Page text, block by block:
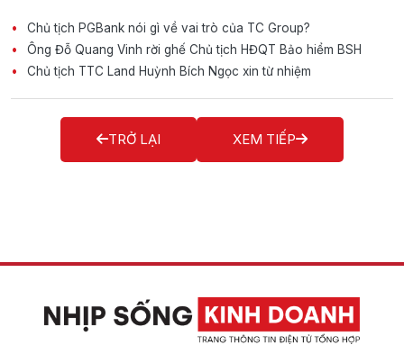
Chủ tịch PGBank nói gì về vai trò của TC Group?
Ông Đỗ Quang Vinh rời ghế Chủ tịch HĐQT Bảo hiểm BSH
Chủ tịch TTC Land Huỳnh Bích Ngọc xin từ nhiệm
TRỞ LẠI XEM TIẾP